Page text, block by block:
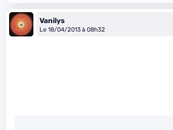
Vanilys
Le 18/04/2013 à 08h32